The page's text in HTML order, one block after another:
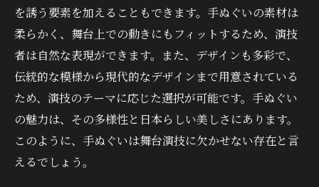
を誘う要素を加えることもできます。手ぬぐいの素材は
柔らかく、舞台上での動きにもフィットするため、演技
者は自然な表現ができます。また、デザインも多彩で、
伝統的な模様から現代的なデザインまで用意されている
ため、演技のテーマに応じた選択が可能です。手ぬぐい
の魅力は、その多様性と日本らしい美しさにあります。
このように、手ぬぐいは舞台演技に欠かせない存在と言
えるでしょう。